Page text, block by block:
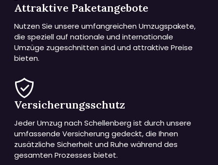
Attraktive Paketangebote
Nutzen Sie unsere umfangreichen Umzugspakete,
die speziell auf nationale und internationale
Umzüge zugeschnitten sind und attraktive Preise
bieten.
Versicherungsschutz
Jeder Umzug nach Schellenberg ist durch unsere
umfassende Versicherung gedeckt, die Ihnen
zusätzliche Sicherheit und Ruhe während des
gesamten Prozesses bietet.